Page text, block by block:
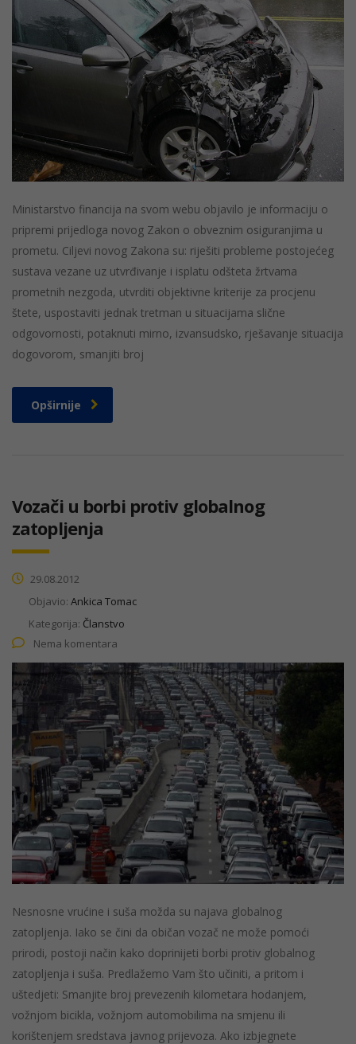
Ministarstvo financija na svom webu objavilo je informaciju o
pripremi prijedloga novog Zakon o obveznim osiguranjima u
prometu. Ciljevi novog Zakona su: riješiti probleme postojećeg
sustava vezane uz utvrđivanje i isplatu odšteta žrtvama
prometnih nezgoda, utvrditi objektivne kriterije za procjenu
štete, uspostaviti jednak tretman u situacijama slične
odgovornosti, potaknuti mirno, izvansudsko, rješavanje situacija
dogovorom, smanjiti broj
Opširnije
Vozači u borbi protiv globalnog
zatopljenja
29.08.2012
Objavio: Ankica Tomac
Kategorija: Članstvo
Nema komentara
Nesnosne vrućine i suša možda su najava globalnog
zatopljenja. Iako se čini da običan vozač ne može pomoći
prirodi, postoji način kako doprinijeti borbi protiv globalnog
zatopljenja i suša. Predlažemo Vam što učiniti, a pritom i
uštedjeti: Smanjite broj prevezenih kilometara hodanjem,
vožnjom bicikla, vožnjom automobilima na smjenu ili
korištenjem sredstava javnog prijevoza. Ako izbjegnete